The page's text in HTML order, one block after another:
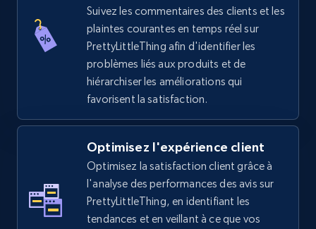
price, Final price, Discount percent, and more.
5.4K+ 667+ Commencer
price, Final price, Discount percent, and more.
5.4K+ 667+ Commencer
Suivez les commentaires des clients et les
plaintes courantes en temps réel sur
PrettyLittleThing afin d'identifier les
problèmes liés aux produits et de
hiérarchiser les améliorations qui
favorisent la satisfaction.
Optimisez l'expérience client
Optimisez la satisfaction client grâce à
l'analyse des performances des avis sur
PrettyLittleThing, en identifiant les
tendances et en veillant à ce que vos